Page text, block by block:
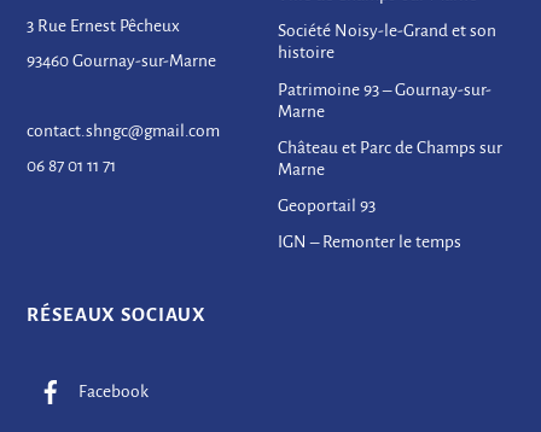
3 Rue Ernest Pêcheux
93460 Gournay-sur-Marne
contact.shngc@gmail.com
06 87 01 11 71
Société Noisy-le-Grand et son
histoire
Patrimoine 93 – Gournay-sur-
Marne
Château et Parc de Champs sur
Marne
Geoportail 93
IGN – Remonter le temps
RÉSEAUX SOCIAUX
Facebook